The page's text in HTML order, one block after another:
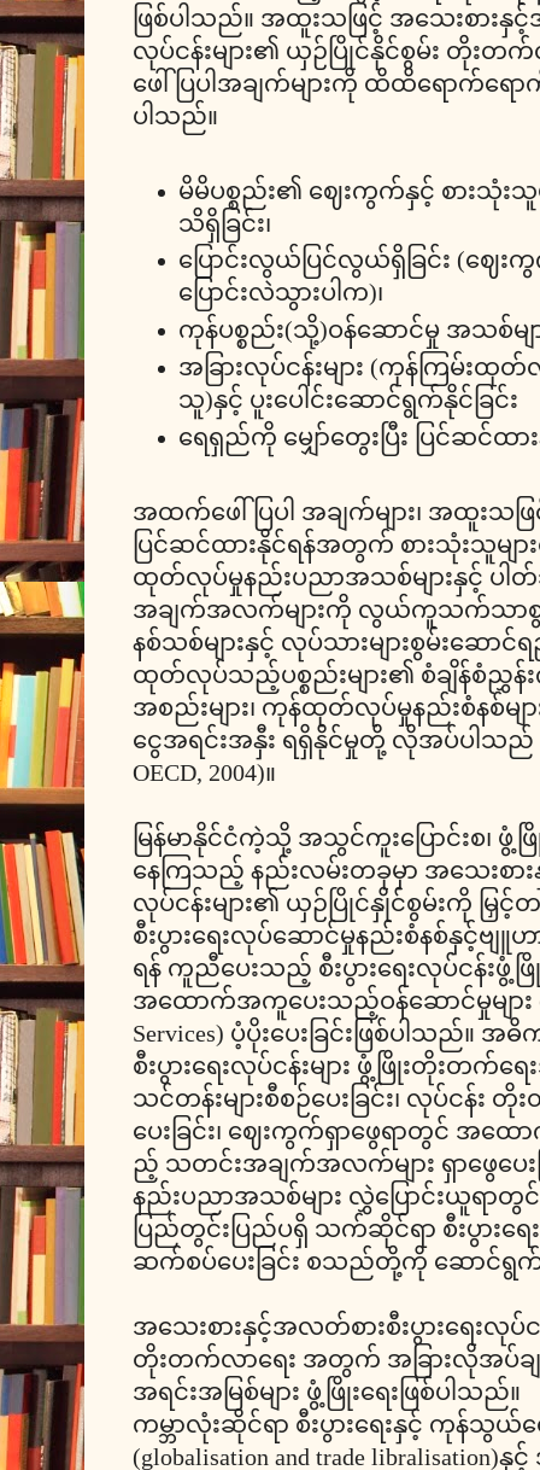
ဖြစ်ပါသည်။ အထူးသဖြင့် အသေးစားနှင့်
လုပ်ငန်းများ၏ ယှဉ်ပြိုင်နိုင်စွမ်း တိုး
ဖေါ်ပြပါအချက်များကို ထိထိရောက်ရ
ပါသည်။
မိမိပစ္စည်း၏ ဈေးကွက်နှင့် စားသုံး
သိရှိခြင်း၊
ပြောင်းလွယ်ပြင်လွယ်ရှိခြင်း (ဈေ
ပြောင်းလဲသွားပါက)၊
ကုန်ပစ္စည်း(သို့)ဝန်ဆောင်မှု အသစ်မျာ
အခြားလုပ်ငန်းများ (ကုန်ကြမ်းထုတ်
သူ)နှင့် ပူးပေါင်းဆောင်ရွက်နိုင်ခြင်း
ရေရှည်ကို မျှော်တွေးပြီး ပြင်ဆင်ထား
အထက်ဖေါ်ပြပါ အချက်များ၊ အထူးသဖြ
ပြင်ဆင်ထားနိုင်ရန်အတွက် စားသုံးသူမျ
ထုတ်လုပ်မှုနည်းပညာအသစ်များနှင့်
အချက်အလက်များကို လွယ်ကူသက်သာစွာရ
နစ်သစ်များနှင့် လုပ်သားများစွမ်းဆော
ထုတ်လုပ်သည့်ပစ္စည်းများ၏ စံချိန်စံညွှန်
အစည်းများ၊ ကုန်ထုတ်လုပ်မှုနည်းစံနစ်မ
ငွေအရင်းအနှီး ရရှိနိုင်မှုတို့ လိုအပ်ပါသည်
OECD, 2004)။
မြန်မာနိုင်ငံကဲ့သို့ အသွင်ကူးပြောင်းစ၊ ဖွံ့
နေကြသည့် နည်းလမ်းတခုမှာ အသေးစား
လုပ်ငန်းများ၏ ယှဉ်ပြိုင်နှိုင်စွမ်းကို မြှ
စီးပွားရေးလုပ်ဆောင်မှုနည်းစံနစ်နှင့်ဗ
ရန် ကူညီပေးသည့် စီးပွားရေးလုပ်ငန်းဖွံ့
အထောက်အကူပေးသည့်ဝန်ဆောင်မှုများ
Services) ပံ့ပိုးပေးခြင်းဖြစ်ပါသည်။ အ
စီးပွားရေးလုပ်ငန်းများ ဖွံ့ဖြိုးတိုး
သင်တန်းများစီစဉ်ပေးခြင်း၊ လုပ်င
ပေးခြင်း၊ ဈေးကွက်ရှာဖွေရာတွင် အထ
ည့် သတင်းအချက်အလက်များ ရှာဖွေပေးခ
နည်းပညာအသစ်များ လွှဲပြောင်းယူရာတွ
ပြည်တွင်းပြည်ပရှိ သက်ဆိုင်ရာ စီးပွားရေ
ဆက်စပ်ပေးခြင်း စသည်တို့ကို ဆောင်ရွက်
အသေးစားနှင့်အလတ်စားစီးပွားရေးလုပ်
တိုးတက်လာရေး အတွက် အခြားလိုအပ်ခ
အရင်းအမြစ်များ ဖွံ့ဖြိုးရေးဖြစ်ပါသည်။
ကမ္ဘာလုံးဆိုင်ရာ စီးပွားရေးနှင့် ကုန်သွယ်
(globalisation and trade